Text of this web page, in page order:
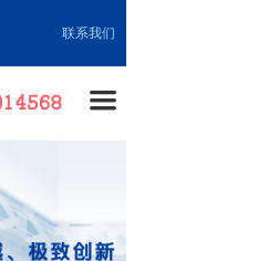
끀
联系我们